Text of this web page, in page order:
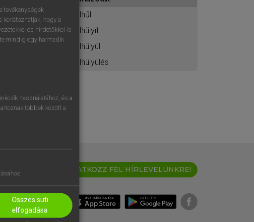
belépek.
elhűl
elhülyít
elhülyül
elhülyülés
IRATKOZZ FEL HÍRLEVELÜNKRE!
tevékenységek
hogy a
és hirdetőkkel is
mindig egy harmadik
használatához, és a
többek között a
Összes süti
elfogadása